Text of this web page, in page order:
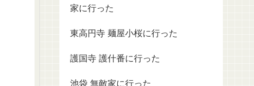
家に行った
東高円寺 麺屋小桜に行った
護国寺 護什番に行った
池袋 無敵家に行った